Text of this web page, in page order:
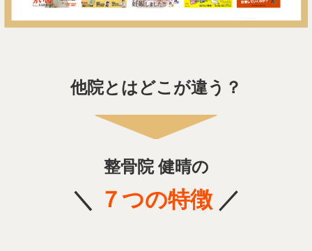
他院とはどこが違う？
整骨院 健晴の
＼ ７つの特徴 ／